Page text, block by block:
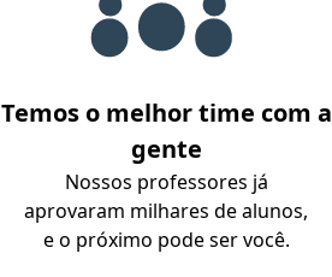
Temos o melhor time com a
gente
Nossos professores já
aprovaram milhares de alunos,
e o próximo pode ser você.